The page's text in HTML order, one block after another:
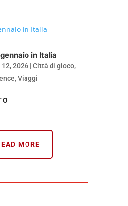
in Italia
12, 2026|Città di gioco,
,Viaggi
MORE